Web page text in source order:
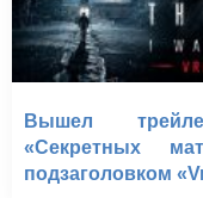
Вышел
«Секретных
подзаголовком